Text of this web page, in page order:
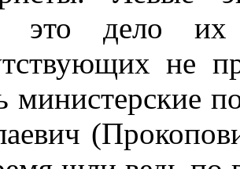
это дело их
не
министерские